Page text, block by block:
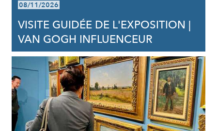
08/11/2026
VISITE GUIDÉE DE L'EXPOSITION |
VAN GOGH INFLUENCEUR